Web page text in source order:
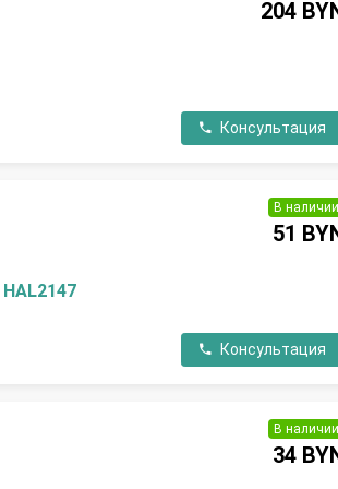
204
Консультация
HAL2147
В наличии
51
Консультация
В наличии
34